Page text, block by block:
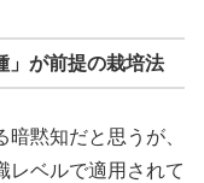
」が前提の栽培法
黙知だと思うが、
レベルで適用されて